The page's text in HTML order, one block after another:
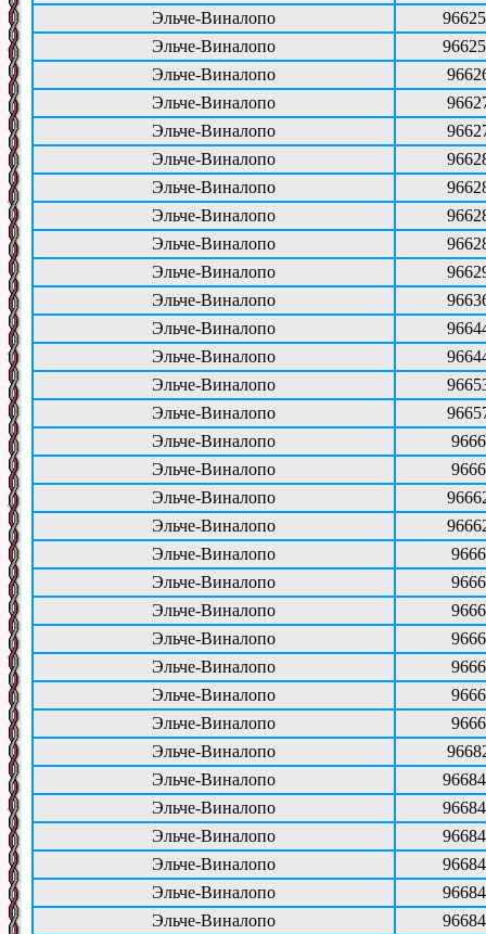
Эльче-Виналопо
Эльче-Виналопо
Эльче-Виналопо
Эльче-Виналопо
Эльче-Виналопо
Эльче-Виналопо
Эльче-Виналопо
Эльче-Виналопо
Эльче-Виналопо
Эльче-Виналопо
Эльче-Виналопо
Эльче-Виналопо
Эльче-Виналопо
Эльче-Виналопо
Эльче-Виналопо
Эльче-Виналопо
Эльче-Виналопо
Эльче-Виналопо
Эльче-Виналопо
Эльче-Виналопо
Эльче-Виналопо
Эльче-Виналопо
Эльче-Виналопо
Эльче-Виналопо
Эльче-Виналопо
Эльче-Виналопо
Эльче-Виналопо
Эльче-Виналопо
Эльче-Виналопо
Эльче-Виналопо
Эльче-Виналопо
Эльче-Виналопо
Эльче-Виналопо